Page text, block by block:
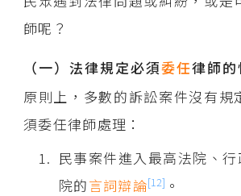
師呢？
（一）法律規定必須委任律師的
原則上，多數的訴訟案件沒有
須委任律師處理：
民事案件進入最高法院、
院的言詞辯論[12] 。